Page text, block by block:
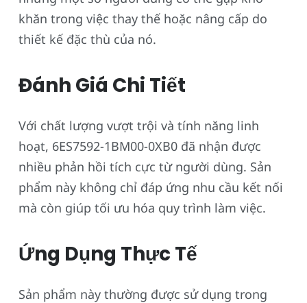
khăn trong việc thay thế hoặc nâng cấp do
thiết kế đặc thù của nó.
Đánh Giá Chi Tiết
Với chất lượng vượt trội và tính năng linh
hoạt, 6ES7592-1BM00-0XB0 đã nhận được
nhiều phản hồi tích cực từ người dùng. Sản
phẩm này không chỉ đáp ứng nhu cầu kết nối
mà còn giúp tối ưu hóa quy trình làm việc.
Ứng Dụng Thực Tế
Sản phẩm này thường được sử dụng trong